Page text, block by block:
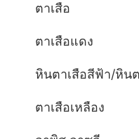
ตาเสือ
ตาเสือแดง
หินตาเสือสีฟ้า/หิน
ตาเสือเหลือง